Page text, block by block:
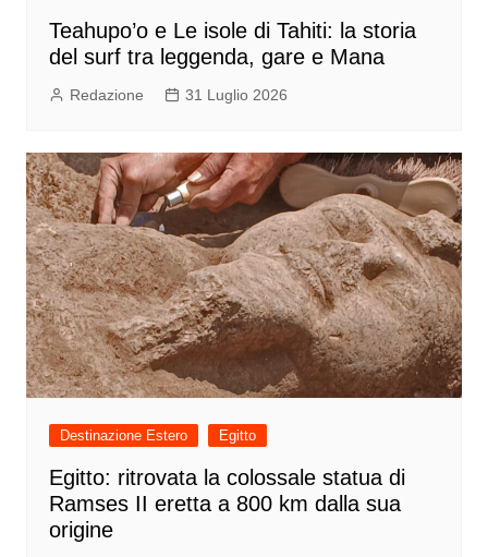
Teahupo’o e Le isole di Tahiti: la storia
del surf tra leggenda, gare e Mana
Redazione 31 Luglio 2026
Destinazione Estero Egitto
Egitto: ritrovata la colossale statua di
Ramses II eretta a 800 km dalla sua
origine